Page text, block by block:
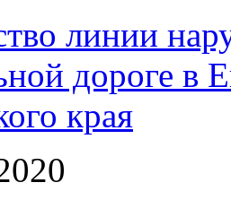
линии
дороге в
края